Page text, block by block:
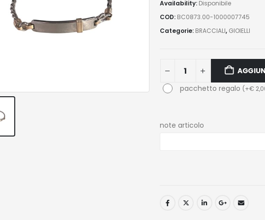
Availability: Disponibile
COD: BC0873.00-1000007745
Categorie: BRACCIALI, GIOIELLI
pacchetto regalo (+€
note articolo